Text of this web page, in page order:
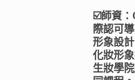
☑️師資：
際認可
形象設
化妝形
生妝學